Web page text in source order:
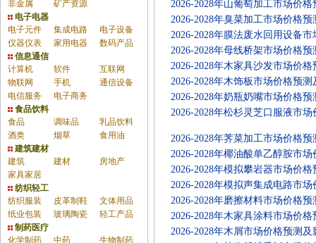
非金属
矿产资源
电子电器
电子元件
集成电路
电子设备
仪器仪表
家用电器
数码产品
信息通信
计算机
软件
互联网
物联网
手机
通信设备
电信服务
电子商务
食品饮料
食品
调味品
乳品饮料
酒类
烟草
食用油
建筑建材
建筑
建材
房地产
家具家居
纺织轻工
纺织服装
皮革制鞋
文体用品
纸业包装
玻璃陶瓷
轻工产品
制药医疗
化学制药
中药
生物制药
2026-2028年山葡萄加工市场价
2026-2028年臭菜加工市场价格
2026-2028年膜法废水回用设备
2026-2028年母线桥架市场价格
2026-2028年木家具沙发市场价
2026-2028年木饰板市场价格预
2026-2028年奶瓶奶嘴市场价格
2026-2028年松杉灵芝口服液市
2026-2028年荠菜加工市场价格
2026-2028年椰油酸单乙醇胺市
2026-2028年模拟攀岩器市场价
2026-2028年模拟声集成电路市
2026-2028年磨擦材料市场价格
2026-2028年木家具涂料市场价
2026-2028年木屑市场价格预测